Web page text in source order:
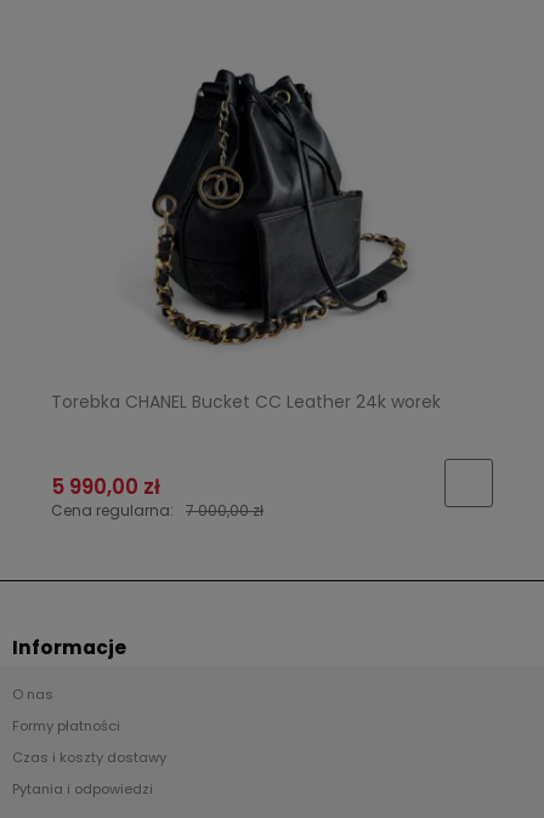
Torebka CHANEL Bucket CC Leather 24k worek
5 990,00 zł
Cena regularna: 7 000,00 zł
Informacje
O nas
Formy płatności
Czas i koszty dostawy
Pytania i odpowiedzi